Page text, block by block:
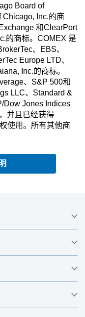
Board of
Chicago, Inc.的商
和ClearPort
的商标。COMEX 是
、EBS、
Europe LTD、
Inc.的商标。
、S&P 500和
LLC、Standard &
Dow Jones Indices
并且已经获得
使用。所有其他商